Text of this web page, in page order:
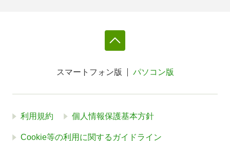
スマートフォン版 パソコン版
利用規約 個人情報保護基本方針
Cookie等の利用に関するガイドライン